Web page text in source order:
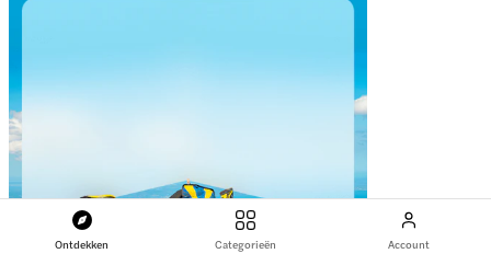
Ontdekken Categorieën Account